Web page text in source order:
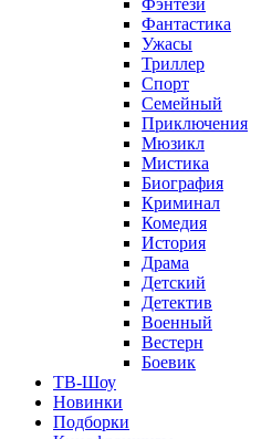
Фэнтези
Фантастика
Ужасы
Триллер
Спорт
Семейный
Приключения
Мюзикл
Мистика
Биография
Криминал
Комедия
История
Драма
Детский
Детектив
Военный
Вестерн
Боевик
ТВ-Шоу
Новинки
Подборки